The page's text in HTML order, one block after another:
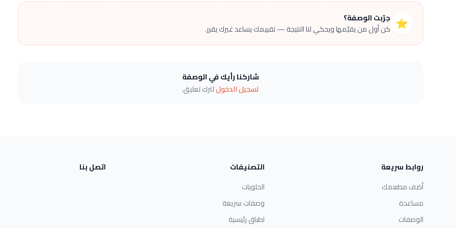
⭐ جرّبت الوصفة؟
كن أول من يقيّمها ويحكي لنا النتيجة — تقييمك يساعد غيرك يقرر.
شاركنا رأيك في الوصفة
تسجيل الدخوللترك تعليق.
روابط سريعة
أضف مطعمك
مساعدة
الوصفات
التصنيفات
الحلويات
وصفات سريعة
اطباق رئيسية
اتصل بنا